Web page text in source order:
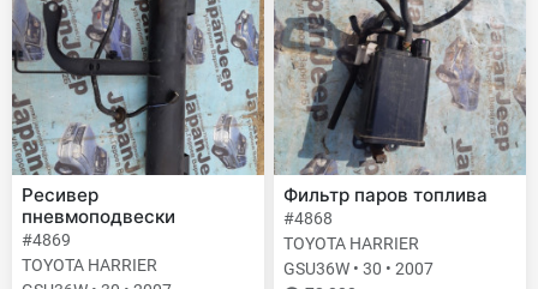
Ресивер
пневмоподвески
#4869
TOYOTA HARRIER
Фильтр паров топлива
#4868
TOYOTA HARRIER
GSU36W • 30 • 2007